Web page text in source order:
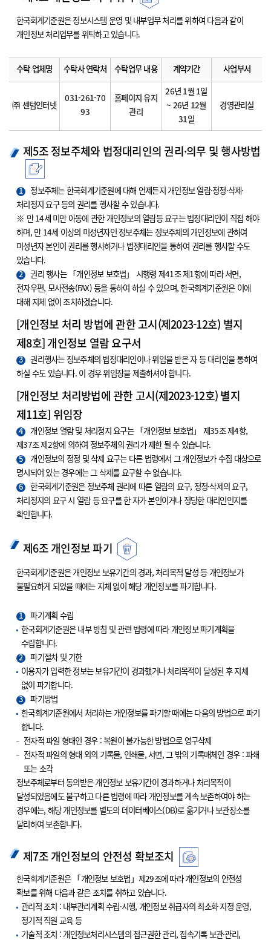
한국회계기준원은 정보시스템 운영 및 내부업무 처리를 위하여 다음과 같이
개인정보 처리업무를 위탁하고 있습니다.
수탁 업체명 수탁사 연락처 수탁업무 내용 계약기간 사업부서
㈜ 센텀인터넷
031-261-70
93
홈페이지 유지
관리
26년 1월 1일
~ 26년 12월
31일
경영관리실
제5조 정보주체와 법정대리인의 권리·의무 및 행사방법
1
정보주체는 한국회계기준원에 대해 언제든지 개인정보 열람·정정·삭제·
처리정지 요구 등의 권리를 행사할 수 있습니다.
※ 만 14세 미만 아동에 관한 개인정보의 열람등 요구는 법정대리인이 직접 해야
하며, 만 14세 이상의 미성년자인 정보주체는 정보주체의 개인정보에 관하여
미성년자 본인이 권리를 행사하거나 법정대리인을 통하여 권리를 행사할 수도
있습니다.
2
권리 행사는 「개인정보 보호법」 시행령 제41조 제1항에 따라 서면,
전자우편, 모사전송(FAX) 등을 통하여 하실 수 있으며, 한국회계기준원은 이에
대해 지체 없이 조치하겠습니다.
[개인정보 처리 방법에 관한 고시(제2023-12호) 별지
제8호] 개인정보 열람 요구서
3
권리행사는 정보주체의 법정대리인이나 위임을 받은 자 등 대리인을 통하여
하실 수도 있습니다. 이 경우 위임장을 제출하셔야 합니다.
[개인정보 처리방법에 관한 고시(제2023-12호) 별지
제11호] 위임장
4
개인정보 열람 및 처리정지 요구는 「개인정보 보호법」 제35조 제4항,
제37조 제2항에 의하여 정보주체의 권리가 제한 될 수 있습니다.
5
개인정보의 정정 및 삭제 요구는 다른 법령에서 그 개인정보가 수집 대상으로
명시되어 있는 경우에는 그 삭제를 요구할 수 없습니다.
6
한국회계기준원은 정보주체 권리에 따른 열람의 요구, 정정·삭제의 요구,
처리정지의 요구 시 열람 등 요구를 한 자가 본인이거나 정당한 대리인인지를
확인합니다.
제6조 개인정보 파기
한국회계기준원은 개인정보 보유기간의 경과, 처리목적 달성 등 개인정보가
불필요하게 되었을 때에는 지체 없이 해당 개인정보를 파기합니다.
1
파기계획 수립
한국회계기준원은 내부 방침 및 관련 법령에 따라 개인정보 파기계획을
수립합니다.
2
파기절차 및 기한
이용자가 입력한 정보는 보유기간이 경과했거나 처리목적이 달성된 후 지체
없이 파기합니다.
3
파기방법
한국회계기준원에서 처리하는 개인정보를 파기할 때에는 다음의 방법으로 파기
합니다.
전자적 파일 형태인 경우 : 복원이 불가능한 방법으로 영구삭제
전자적 파일의 형태 외의 기록물, 인쇄물, 서면, 그 밖의 기록매체인 경우 : 파쇄
또는 소각
정보주체로부터 동의받은 개인정보 보유기간이 경과하거나 처리목적이
달성되었음에도 불구하고 다른 법령에 따라 개인정보를 계속 보존하여야 하는
경우에는, 해당 개인정보를 별도의 데이터베이스(DB)로 옮기거나 보관장소를
달리하여 보존합니다.
제7조 개인정보의 안전성 확보조치
한국회계기준원은 「개인정보 보호법」제29조에 따라 개인정보의 안전성
확보를 위해 다음과 같은 조치를 취하고 있습니다.
관리적 조치 : 내부관리계획 수립·시행, 개인정보 취급자의 최소화 지정 운영,
정기적 직원 교육 등
기술적 조치 : 개인정보처리시스템의 접근권한 관리, 접속기록 보관·관리,